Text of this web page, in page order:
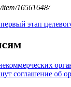
16561648/
первый этап
соглашение об